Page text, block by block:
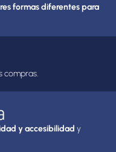
formas diferentes para
compras.
y accesibilidad y